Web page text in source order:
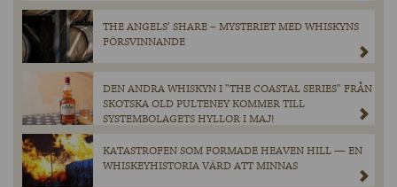
THE ANGELS’ SHARE – MYSTERIET MED WHISKYNS
FÖRSVINNANDE
DEN ANDRA WHISKYN I ”THE COASTAL SERIES” FRÅN
SKOTSKA OLD PULTENEY KOMMER TILL
SYSTEMBOLAGETS HYLLOR I MAJ!
KATASTROFEN SOM FORMADE HEAVEN HILL — EN
WHISKEYHISTORIA VÄRD ATT MINNAS